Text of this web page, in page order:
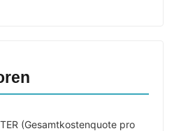
(Gesamtkostenquote pro